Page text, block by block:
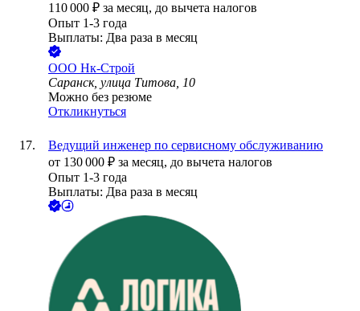
110 000 ₽ за месяц, до вычета налогов
Опыт 1-3 года
Выплаты: Два раза в месяц
ООО Нк-Строй
Саранск, улица Титова, 10
Можно без резюме
Откликнуться
Ведущий инженер по сервисному обслуживанию
от 130 000 ₽ за месяц, до вычета налогов
Опыт 1-3 года
Выплаты: Два раза в месяц